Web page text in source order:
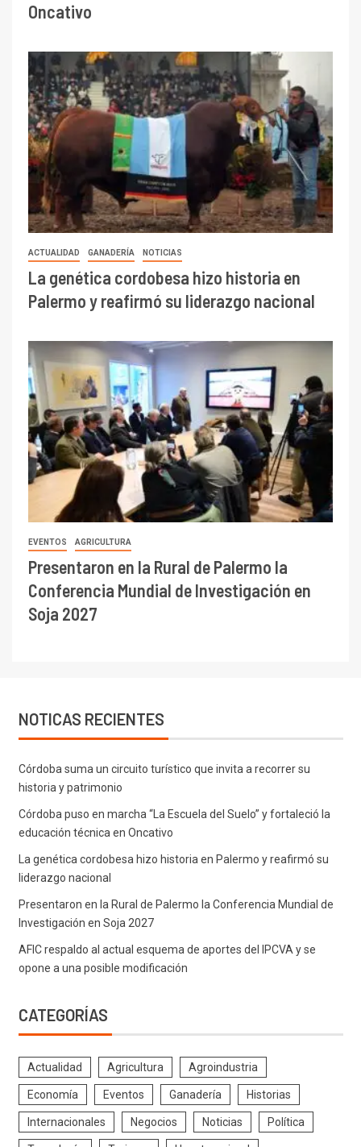
Oncativo
ACTUALIDAD GANADERÍA NOTICIAS
La genética cordobesa hizo historia en
Palermo y reafirmó su liderazgo nacional
EVENTOS AGRICULTURA
Presentaron en la Rural de Palermo la
Conferencia Mundial de Investigación en
Soja 2027
NOTICAS RECIENTES
Córdoba suma un circuito turístico que invita a recorrer su
historia y patrimonio
Córdoba puso en marcha “La Escuela del Suelo” y fortaleció la
educación técnica en Oncativo
La genética cordobesa hizo historia en Palermo y reafirmó su
liderazgo nacional
Presentaron en la Rural de Palermo la Conferencia Mundial de
Investigación en Soja 2027
AFIC respaldo al actual esquema de aportes del IPCVA y se
opone a una posible modificación
CATEGORÍAS
Actualidad Agricultura Agroindustria
Economía Eventos Ganadería Historias
Internacionales Negocios Noticias Política